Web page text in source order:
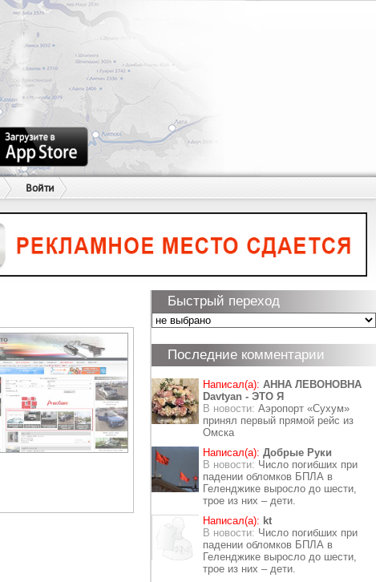
Войти
Быстрый переход
Последние комментарии
Написал(а): АННА ЛЕВОНОВНА
Davtyan - ЭТО Я
В новости: Аэропорт «Сухум»
принял первый прямой рейс из
Омска
Написал(а): Добрые Руки
В новости: Число погибших при
падении обломков БПЛА в
Геленджике выросло до шести,
трое из них – дети.
Написал(а): kt
В новости: Число погибших при
падении обломков БПЛА в
Геленджике выросло до шести,
трое из них – дети.